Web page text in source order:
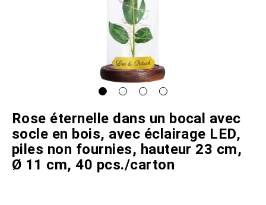
Rose éternelle dans un bocal avec
socle en bois, avec éclairage LED,
piles non fournies, hauteur 23 cm,
Ø 11 cm, 40 pcs./carton